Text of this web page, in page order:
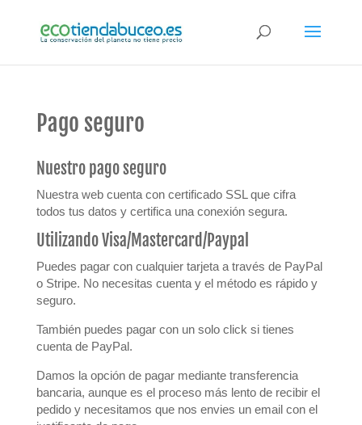
Pago seguro
Nuestro pago seguro
Nuestra web cuenta con certificado SSL que cifra
todos tus datos y certifica una conexión segura.
Utilizando Visa/Mastercard/Paypal
Puedes pagar con cualquier tarjeta a través de PayPal
o Stripe. No necesitas cuenta y el método es rápido y
seguro.
También puedes pagar con un solo click si tienes
cuenta de PayPal.
Damos la opción de pagar mediante transferencia
bancaria, aunque es el proceso más lento de recibir el
pedido y necesitamos que nos envies un email con el